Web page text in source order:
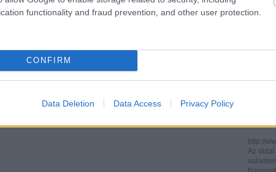
functionality and fraud prevention, and other user protection.
CONFIRM
Data Deletion Data Access Privacy Policy
http://
Két,
http://
http://
Az